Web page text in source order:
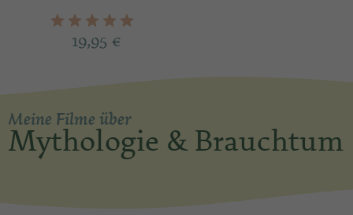
19,95 €
Meine Filme über
Mythologie & Brauchtum